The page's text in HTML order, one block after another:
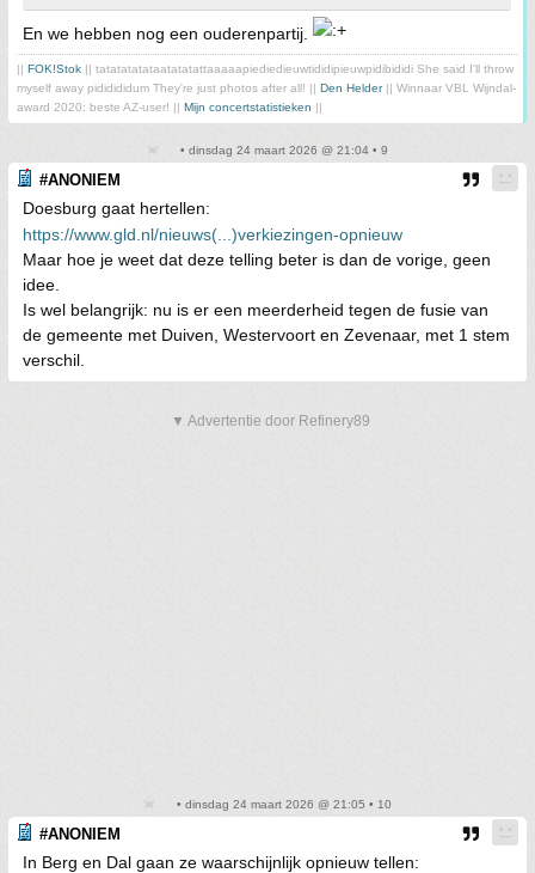
En we hebben nog een ouderenpartij.
|| FOK!Stok || tatatatatataatatatattaaaaapiediedieuwtididipieuwpidibididi She said I'll throw
myself away pididididum They're just photos after all! || Den Helder|| Winnaar VBL Wijndal-
award 2020: beste AZ-user! || Mijn concertstatistieken ||
• dinsdag 24 maart 2026 @ 21:04 • 9
#ANONIEM
Doesburg gaat hertellen:
https://www.gld.nl/nieuws(...)verkiezingen-opnieuw
Maar hoe je weet dat deze telling beter is dan de vorige, geen
idee.
Is wel belangrijk: nu is er een meerderheid tegen de fusie van
de gemeente met Duiven, Westervoort en Zevenaar, met 1 stem
verschil.
▼ Advertentie door Refinery89
• dinsdag 24 maart 2026 @ 21:05 • 10
#ANONIEM
In Berg en Dal gaan ze waarschijnlijk opnieuw tellen: